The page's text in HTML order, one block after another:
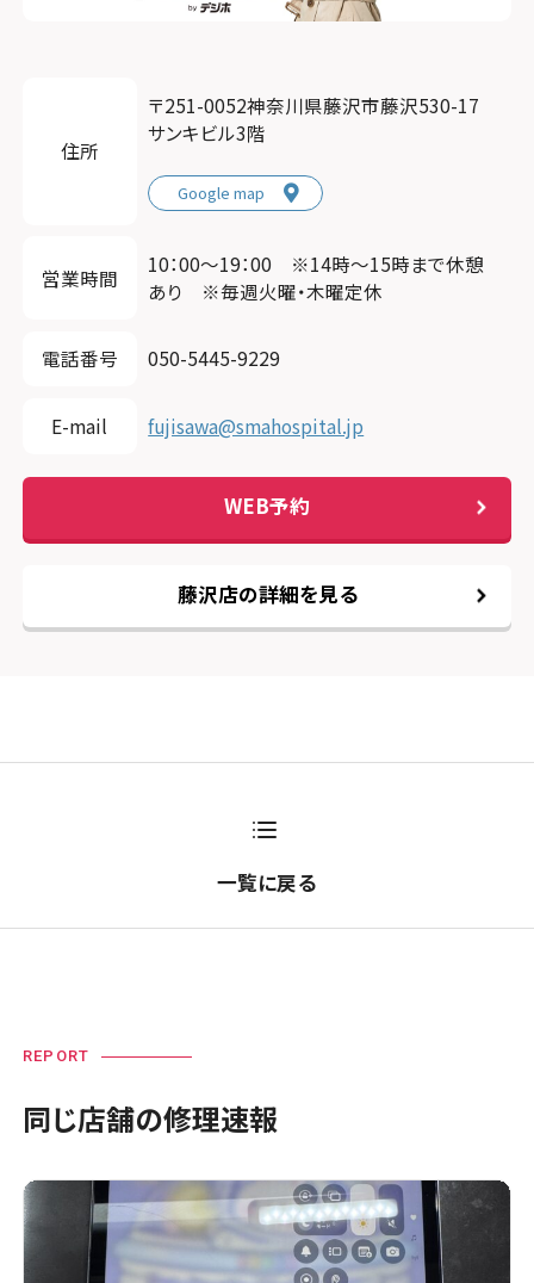
住所
〒251-0052神奈川県藤沢市藤沢530-17
サンキビル3階
Google map
営業時間
10：00〜19：00 ※14時～15時まで休憩
あり ※毎週火曜・木曜定休
電話番号 050-5445-9229
E-mail fujisawa@smahospital.jp
WEB予約
藤沢店の詳細を見る
一覧に戻る
REPORT
同じ店舗の修理速報